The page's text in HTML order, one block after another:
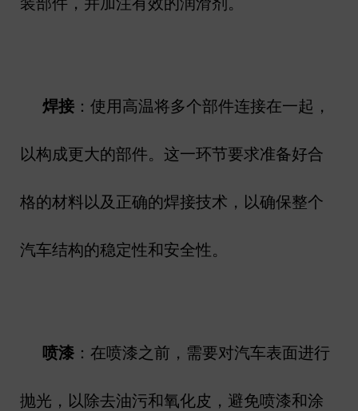
焊接 ：使用高温将多个部件连接在一起，
以构成更大的部件。这一环节要求准备好合
格的材料以及正确的焊接技术，以确保整个
汽车结构的稳定性和安全性。
喷漆 ：在喷漆之前，需要对汽车表面进行
抛光，以除去油污和氧化皮，避免喷漆和涂